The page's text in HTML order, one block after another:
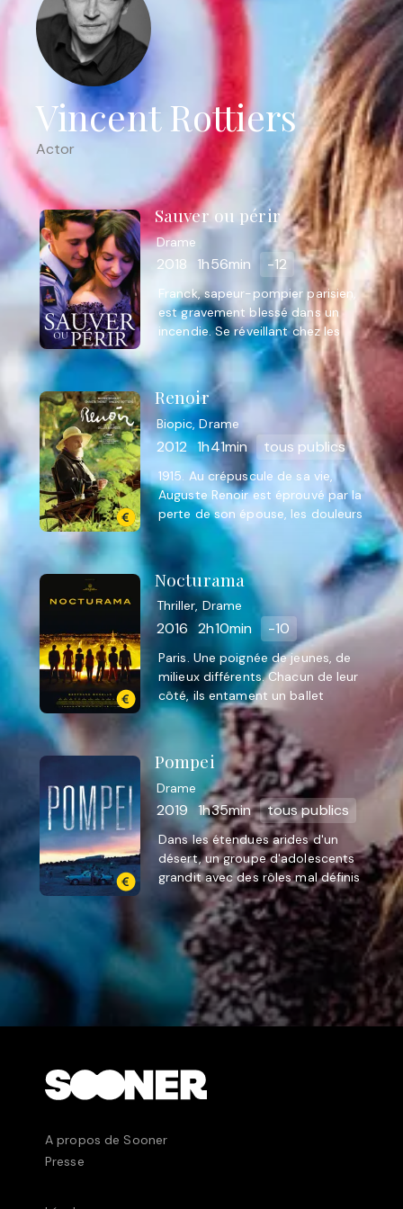
Vincent Rottiers
Actor
Sauver ou périr
Drame
2018 1h56min -12
Franck, sapeur-pompier parisien,
est gravement blessé dans un
incendie. Se réveillant chez les
grands brûlés, il doit réapprendre à
Renoir
Biopic, Drame
2012 1h41min tous publics
1915. Au crépuscule de sa vie,
Auguste Renoir est éprouvé par la
perte de son épouse, les douleurs
du grand âge, et les mauvaises
nouvelles venues du front… 1915. ...
Nocturama
Thriller, Drame
2016 2h10min -10
Paris. Une poignée de jeunes, de
milieux différents. Chacun de leur
côté, ils entament un ballet
étrange dans les dédales du métro
et les rues de la capitale. Paris, ...
Pompei
Drame
2019 1h35min tous publics
Dans les étendues arides d'un
désert, un groupe d'adolescents
grandit avec des rôles mal définis
et une énergie sexuelle accumulée.
A propos de Sooner
Presse